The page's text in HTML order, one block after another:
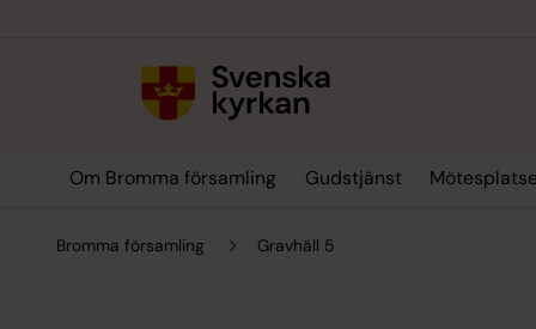
Om Bromma församling Gudstjänst
Bromma församling Gravhäll 5